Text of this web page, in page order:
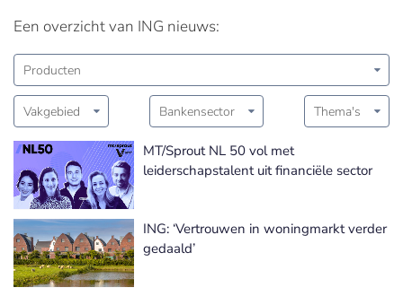
Een overzicht van ING nieuws:
Producten
Vakgebied Bankensector Thema's
MT/Sprout NL 50 vol met
leiderschapstalent uit financiële sector
ING: ‘Vertrouwen in woningmarkt verder
gedaald’